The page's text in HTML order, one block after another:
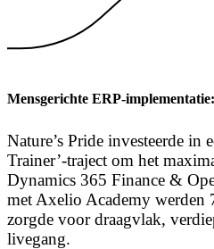
Mensgerichte ERP-
Nature’s Pride investeerde in
Trainer’-traject om het
Dynamics 365 Finance &
met Axelio Academy werden
zorgde voor draagvlak,
livegang.